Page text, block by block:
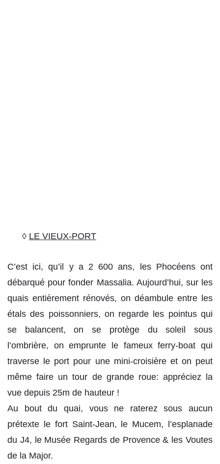
◊ LE VIEUX-PORT
C’est ici, qu’il y a 2 600 ans, les Phocéens ont
débarqué pour fonder Massalia. Aujourd’hui, sur les
quais entièrement rénovés, on déambule entre les
étals des poissonniers, on regarde les pointus qui
se balancent, on se protège du soleil sous
l’ombrière, on emprunte le fameux ferry-boat qui
traverse le port pour une mini-croisière et on peut
même faire un tour de grande roue: appréciez la
vue depuis 25m de hauteur !
Au bout du quai, vous ne raterez sous aucun
prétexte le fort Saint-Jean, le Mucem, l’esplanade
du J4, le Musée Regards de Provence & les Voutes
de la Major.